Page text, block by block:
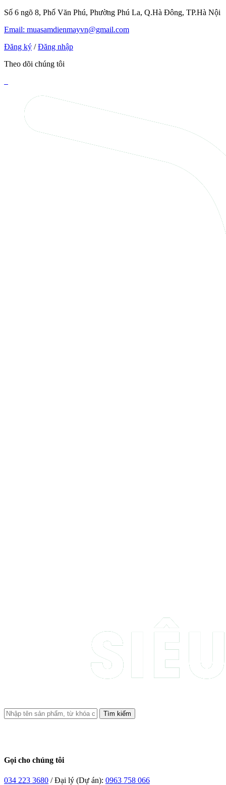
Số 6 ngõ 8, Phố Văn Phú, Phường Phú La, Q.Hà Đông, TP.Hà Nội
Email: muasamdienmayvn@gmail.com
Đăng ký / Đăng nhập
Theo dõi chúng tôi
Tìm kiếm
Gọi cho chúng tôi
034 223 3680 / Đại lý (Dự án): 0963 758 066